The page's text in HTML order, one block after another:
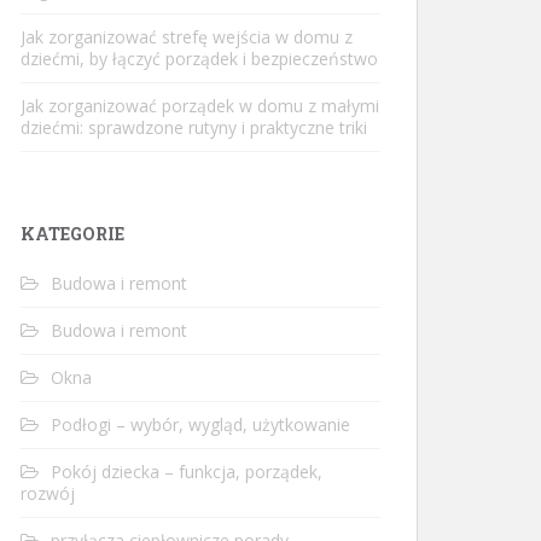
Jak zorganizować strefę wejścia w domu z
dziećmi, by łączyć porządek i bezpieczeństwo
Jak zorganizować porządek w domu z małymi
dziećmi: sprawdzone rutyny i praktyczne triki
KATEGORIE
Budowa i remont
Budowa i remont
Okna
Podłogi – wybór, wygląd, użytkowanie
Pokój dziecka – funkcja, porządek,
rozwój